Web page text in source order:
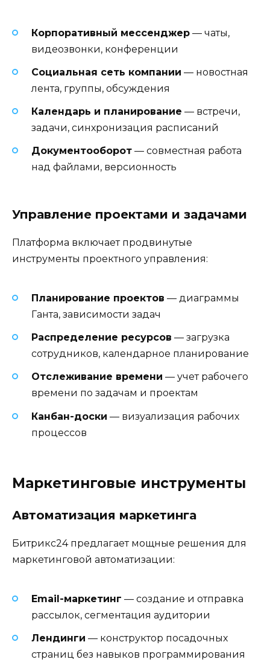
Корпоративный мессенджер — чаты,
видеозвонки, конференции
Социальная сеть компании — новостная
лента, группы, обсуждения
Календарь и планирование — встречи,
задачи, синхронизация расписаний
Документооборот — совместная работа
над файлами, версионность
Управление проектами и задачами
Платформа включает продвинутые
инструменты проектного управления:
Планирование проектов — диаграммы
Ганта, зависимости задач
Распределение ресурсов — загрузка
сотрудников, календарное планирование
Отслеживание времени — учет рабочего
времени по задачам и проектам
Канбан-доски — визуализация рабочих
процессов
Маркетинговые инструменты
Автоматизация маркетинга
Битрикс24 предлагает мощные решения для
маркетинговой автоматизации:
Email-маркетинг — создание и отправка
рассылок, сегментация аудитории
Лендинги — конструктор посадочных
страниц без навыков программирования